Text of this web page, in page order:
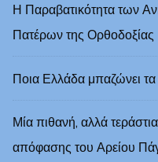
Η Παραβατικότητα των
Πατέρων της Ορθοδοξίας
Ποια Ελλάδα μπαζώνει τα
Μία πιθανή, αλλά
απόφασης του Αρείου